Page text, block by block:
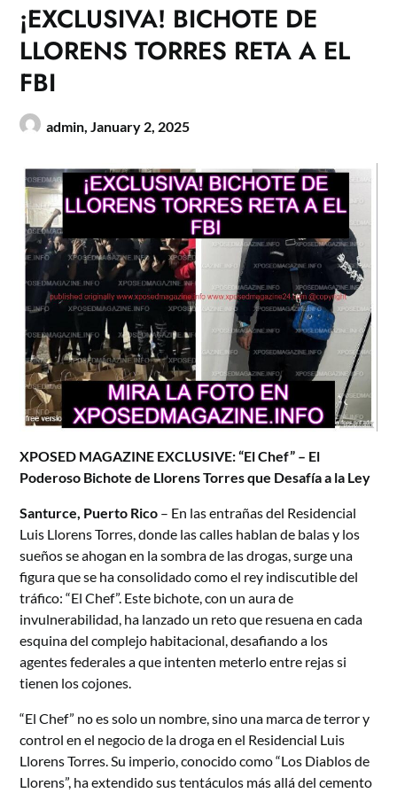
¡EXCLUSIVA! BICHOTE DE
LLORENS TORRES RETA A EL
FBI
admin,January 2, 2025
XPOSED MAGAZINE EXCLUSIVE: “El Chef” – El
Poderoso Bichote de Llorens Torres que Desafía a la Ley
Santurce, Puerto Rico – En las entrañas del Residencial
Luis Llorens Torres, donde las calles hablan de balas y los
sueños se ahogan en la sombra de las drogas, surge una
figura que se ha consolidado como el rey indiscutible del
tráfico: “El Chef”. Este bichote, con un aura de
invulnerabilidad, ha lanzado un reto que resuena en cada
esquina del complejo habitacional, desafiando a los
agentes federales a que intenten meterlo entre rejas si
tienen los cojones.
“El Chef” no es solo un nombre, sino una marca de terror y
control en el negocio de la droga en el Residencial Luis
Llorens Torres. Su imperio, conocido como “Los Diablos de
Llorens”, ha extendido sus tentáculos más allá del cemento